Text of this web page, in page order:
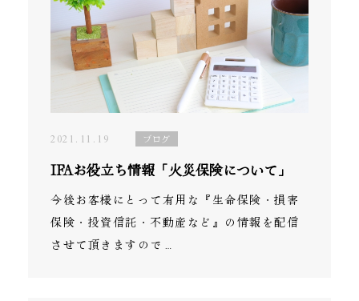
2021.11.19 ブログ
IFAお役立ち情報「火災保険について」
今後お客様にとって有用な『生命保険・損害
保険・投資信託・不動産など』の情報を配信
させて頂きますので…